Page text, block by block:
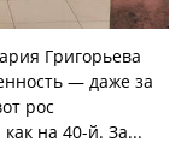
Григорьева
— даже за
рос
на 40-й. За...